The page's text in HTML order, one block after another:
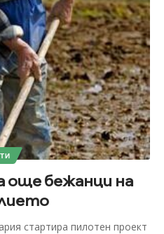
още бежанци на
стартира пилотен проект